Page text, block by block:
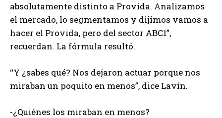
absolutamente distinto a Provida. Analizamos
el mercado, lo segmentamos y dijimos vamos a
hacer el Provida, pero del sector ABC1”,
recuerdan. La fórmula resultó.
“Y ¿sabes qué? Nos dejaron actuar porque nos
miraban un poquito en menos”, dice Lavín.
-¿Quiénes los miraban en menos?